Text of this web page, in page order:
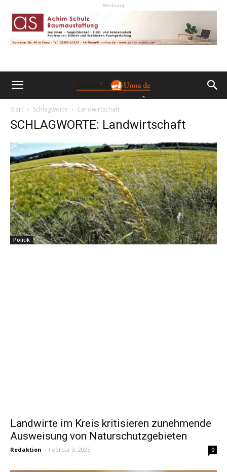
- Werbung -
Start Schlagworte Landwirtschaft
SCHLAGWORTE: Landwirtschaft
Politik
Landwirte im Kreis kritisieren zunehmende
Ausweisung von Naturschutzgebieten
Redaktion - Februar 3, 2025 0